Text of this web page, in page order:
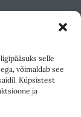
selle
võimaldab see
Küpsistest
ja